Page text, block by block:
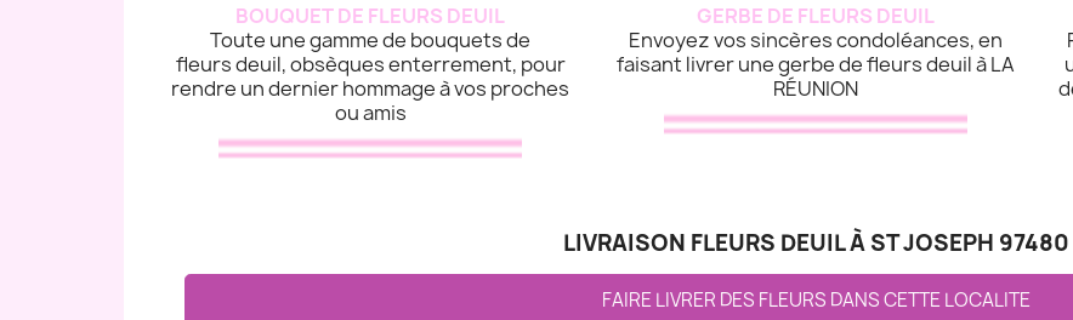
BOUQUET DE FLEURS DEUIL
Toute une gamme de bouquets de
fleurs deuil, obsèques enterrement, pour
rendre un dernier hommage à vos proches
ou amis
GERBE DE FLEURS DEUIL
Envoyez vos sincères condoléances, en
faisant livrer une gerbe de fleurs deuil à LA
RÉUNION
LIVRAISON FLEURS DEUIL À ST JOSEPH 97480
FAIRE LIVRER DES FLEURS DANS CETTE LOCALITE